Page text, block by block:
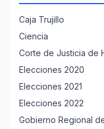
Caja Trujillo
Ciencia
Corte de Justicia de
Elecciones 2020
Elecciones 2021
Elecciones 2022
Gobierno Regional